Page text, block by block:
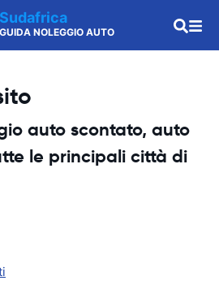
Sudafrica
GUIDA NOLEGGIO AUTO
auto scontato, auto
le principali città di